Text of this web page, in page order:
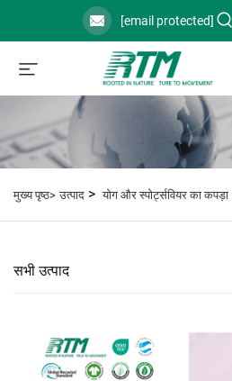
[email protected]
मुख्य पृष्ठ> उत्पाद >योग और स्पोर्ट्सवियर का कपड़ा
सभी उत्पाद